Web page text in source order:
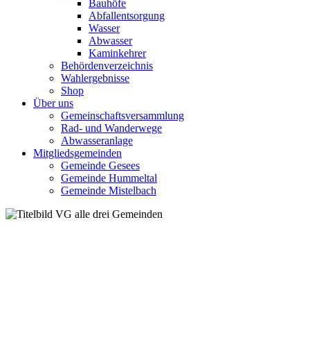
Bauhöfe
Abfallentsorgung
Wasser
Abwasser
Kaminkehrer
Behördenverzeichnis
Wahlergebnisse
Shop
Über uns
Gemeinschaftsversammlung
Rad- und Wanderwege
Abwasseranlage
Mitgliedsgemeinden
Gemeinde Gesees
Gemeinde Hummeltal
Gemeinde Mistelbach